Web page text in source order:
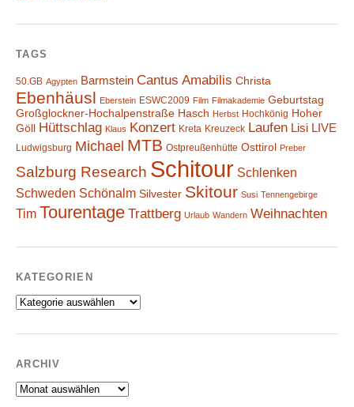
TAGS
50.GB Agypten Barmstein Cantus Amabilis Christa
Ebenhäusl Eberstein ESWC2009 Film Filmakademie Geburtstag
Großglockner-Hochalpenstraße Hasch Herbst Hochkönig Hoher
Göll
Hüttschlag Klaus Konzert Kreta Kreuzeck Laufen Lisi LIVE
Ludwigsburg Michael MTB Ostpreußenhütte Osttirol Preber
Salzburg Research Schitour Schlenken
Schweden Schönalm Silvester Skitour Susi Tennengebirge
Tim Tourentage Trattberg Urlaub Wandern Weihnachten
KATEGORIEN
Kategorien
ARCHIV
Archiv